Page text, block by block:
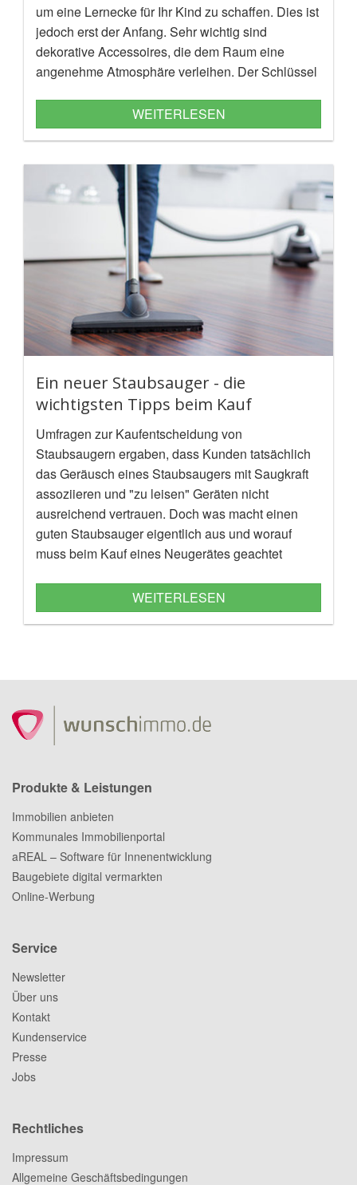
um eine Lernecke für Ihr Kind zu schaffen. Dies ist
jedoch erst der Anfang. Sehr wichtig sind
dekorative Accessoires, die dem Raum eine
angenehme Atmosphäre verleihen. Der Schlüssel
beeindruckend und zugleich als funktionell
erweisen!
WEITERLESEN
Ein neuer Staubsauger - die
wichtigsten Tipps beim Kauf
Umfragen zur Kaufentscheidung von
Staubsaugern ergaben, dass Kunden tatsächlich
das Geräusch eines Staubsaugers mit Saugkraft
assoziieren und "zu leisen" Geräten nicht
ausreichend vertrauen. Doch was macht einen
guten Staubsauger eigentlich aus und worauf
muss beim Kauf eines Neugerätes geachtet
WEITERLESEN
Produkte & Leistungen
Immobilien anbieten
Kommunales Immobilienportal
aREAL – Software für Innenentwicklung
Baugebiete digital vermarkten
Online-Werbung
Service
Newsletter
Über uns
Kontakt
Kundenservice
Presse
Jobs
Rechtliches
Impressum
Allgemeine Geschäftsbedingungen